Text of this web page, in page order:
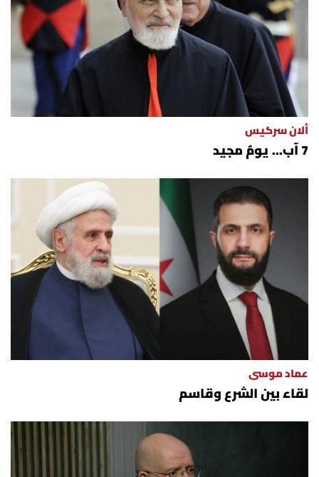
ألان سركيس
7 آب... يومٌ مجيد
عماد موسى
لقاء بين الشرع وقاسم